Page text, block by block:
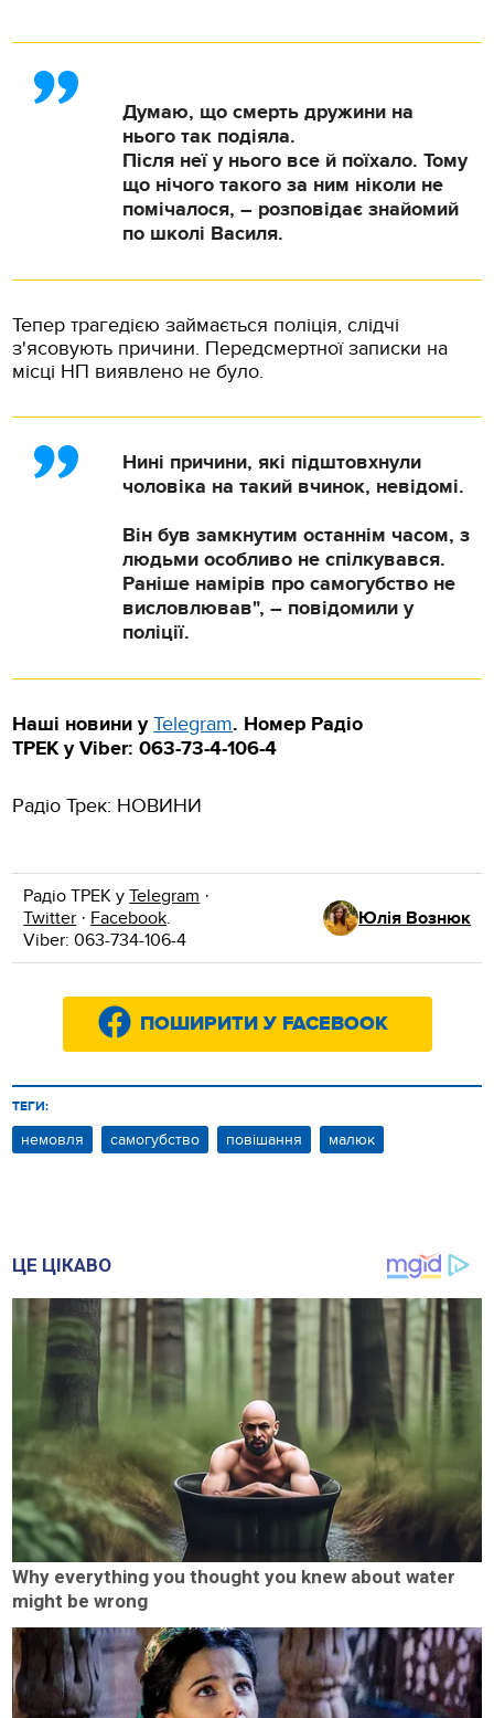
Думаю, що смерть дружини на
нього так подіяла.
Після неї у нього все й поїхало. Тому
що нічого такого за ним ніколи не
помічалося, – розповідає знайомий
по школі Василя.
Тепер трагедією займається поліція, слідчі
з'ясовують причини. Передсмертної записки на
місці НП виявлено не було.
Нині причини, які підштовхнули
чоловіка на такий вчинок, невідомі.
Він був замкнутим останнім часом, з
людьми особливо не спілкувався.
Раніше намірів про самогубство не
висловлював", – повідомили у
поліції.
Наші новини у Telegram. Номер Радіо
ТРЕКу Viber: 063-73-4-106-4
Радіо Трек: НОВИНИ
Радіо ТРЕК уTelegram ·
Twitter · Facebook.
Viber: 063-734-106-4
Юлія Вознюк
ПОШИРИТИ У FACEBOOK
ТЕГИ:
немовля самогубство повішання малюк
ЦЕ ЦІКАВО
Why everything you thought you knew about water
might be wrong